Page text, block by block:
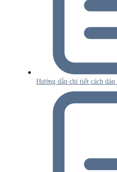
Hướng dẫn chi tiết cách